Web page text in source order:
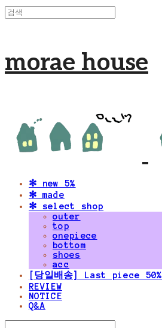
morae house
✻ new 5%
✻ made
✻ select shop
outer
top
onepiece
bottom
shoes
acc
[당일배송] Last piece 50%
REVIEW
NOTICE
Q&A